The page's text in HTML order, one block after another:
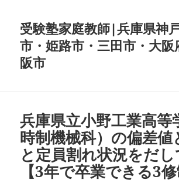
受験塾家庭教師|兵庫県神
市・姫路市・三田市・大阪
阪市
兵庫県立小野工業高等
時制機械科）の偏差値
と定員割れ状況をだし
【3年で卒業できる3修